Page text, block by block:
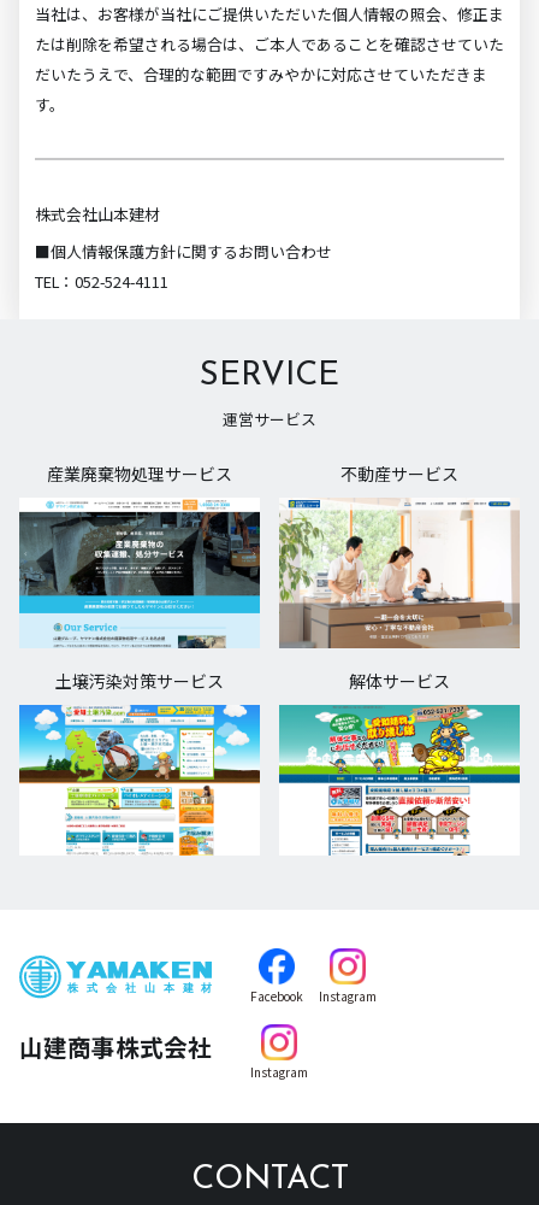
当社は、お客様が当社にご提供いただいた個人情報の照会、修正ま
たは削除を希望される場合は、ご本人であることを確認させていた
だいたうえで、合理的な範囲ですみやかに対応させていただきま
す。
株式会社山本建材
■個人情報保護方針に関するお問い合わせ
TEL：052-524-4111
SERVICE
運営サービス
産業廃棄物処理サービス 不動産サービス
土壌汚染対策サービス 解体サービス
Facebook Instagram
山建商事株式会社
Instagram
CONTACT